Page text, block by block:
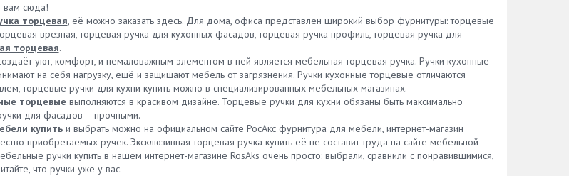
вам сюда!
торцевая, её можно заказать здесь. Для дома, офиса представлен широкий выбор фурнитуры: торцевые
врезная, торцевая ручка для кухонных фасадов, торцевая ручка профиль, торцевая ручка для
торцевая.
уют, комфорт, и немаловажным элементом в ней является мебельная торцевая ручка. Ручки кухонные
на себя нагрузку, ещё и защищают мебель от загрязнения. Ручки кухонные торцевые отличаются
торцевые ручки для кухни купить можно в специализированных мебельных магазинах.
торцевые выполняются в красивом дизайне. Торцевые ручки для кухни обязаны быть максимально
для фасадов – прочными.
купитьи выбрать можно на официальном сайте РосАкс фурнитура для мебели, интернет-магазин
приобретаемых ручек. Эксклюзивная торцевая ручка купить её не составит труда на сайте мебельной
ручки купить в нашем интернет-магазине RosAks очень просто: выбрали, сравнили с понравившимися,
что ручки уже у вас.